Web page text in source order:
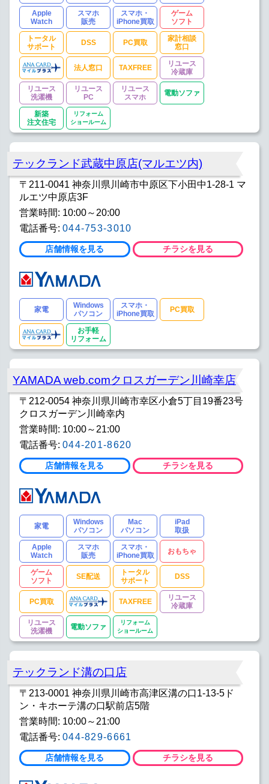
Apple
Watch
スマホ
販売
スマホ・
iPhone買取
ゲーム
ソフト
トータル
サポート
DSS PC買取
家計相談
窓口
法人窓口 TAXFREE
リユース
冷蔵庫
リユース
洗濯機
リユース
PC
リユース
スマホ
電動ソファ
新築
注文住宅
リフォーム
ショールーム
テックランド武蔵中原店(マルエツ内)
〒211-0041 神奈川県川崎市中原区下小田中1-28-1 マ
ルエツ中原店3F
営業時間: 10:00～20:00
電話番号: 044-753-3010
店舗情報を見る チラシを見る
家電
Windows
パソコン
スマホ・
iPhone買取
PC買取
お手軽
リフォーム
YAMADA web.comクロスガーデン川崎幸店
〒212-0054 神奈川県川崎市幸区小倉5丁目19番23号
クロスガーデン川崎幸内
営業時間: 10:00～21:00
電話番号: 044-201-8620
店舗情報を見る チラシを見る
家電
Windows
パソコン
Mac
パソコン
iPad
取扱
Apple
Watch
スマホ
販売
スマホ・
iPhone買取
おもちゃ
ゲーム
ソフト
SE配送
トータル
サポート
DSS
PC買取 TAXFREE
リユース
冷蔵庫
リユース
洗濯機
電動ソファ
リフォーム
ショールーム
テックランド溝の口店
〒213-0001 神奈川県川崎市高津区溝の口1-13-5ド
ン・キホーテ溝の口駅前店5階
営業時間: 10:00～21:00
電話番号: 044-829-6661
店舗情報を見る チラシを見る